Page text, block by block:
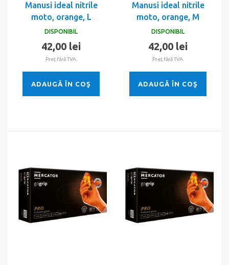
Manusi ideal nitrile
moto, orange, L
DISPONIBIL
42,00 lei
Preţ fără TVA.
ADAUGĂ ÎN COŞ
Manusi ideal nitrile
moto, orange, M
DISPONIBIL
42,00 lei
Preţ fără TVA.
ADAUGĂ ÎN COŞ